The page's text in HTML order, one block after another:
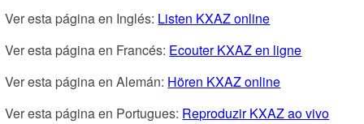
Ver esta página en Inglés: Listen KXAZ online
Ver esta página en Francés: Ecouter KXAZ en ligne
Ver esta página en Alemán: Hören KXAZ online
Ver esta página en Portugues: Reproduzir KXAZ ao vivo